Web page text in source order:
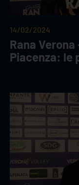
14/02/2024
Rana
Piacenza: le